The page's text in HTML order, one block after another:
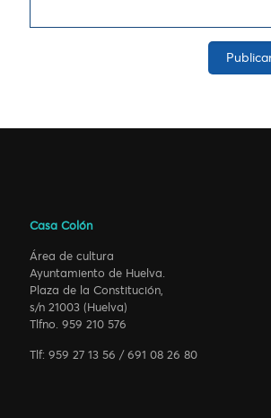
Casa Colón
Área de cultura
Ayuntamiento de Huelva.
Plaza de la Constitución,
s/n 21003 (Huelva)
Tlfno. 959 210 576
Tlf: 959 27 13 56 / 691 08 26 80